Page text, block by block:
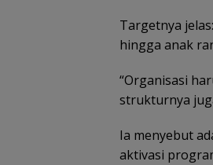
Targetnya
hingga anak
“Organisasi
strukturnya
Ia menyebut
aktivasi